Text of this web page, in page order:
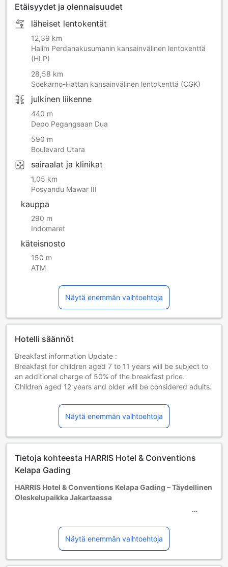
Etäisyydet ja olennaisuudet
läheiset lentokentät
12,39 km
Halim Perdanakusumanin kansainvälinen lentokenttä
(HLP)
28,58 km
Soekarno-Hattan kansainvälinen lentokenttä (CGK)
julkinen liikenne
440 m
Depo Pegangsaan Dua
590 m
Boulevard Utara
sairaalat ja klinikat
1,05 km
Posyandu Mawar III
kauppa
290 m
Indomaret
käteisnosto
150 m
ATM
Näytä enemmän vaihtoehtoja
Hotelli säännöt
Breakfast information Update :
Breakfast for children aged 7 to 11 years will be subject to
an additional charge of 50% of the breakfast price.
Children aged 12 years and older will be considered adults.
Sylilapset 0–2 vuotta [sisältyy]
Lapsi voi majoittua ilman lisämaksua, jos lisävuodetta ei
varaustilanteen salliessa, ja siitä voidaan veloittaa
lisämaksu.
Lapset 3–11 vuotta [sisältyy]
Lapsi majoittuu ilmaiseksi, jos nukkuu jo olemassa olevilla
vuoteilla. Huomaa: jos tarvitset pinnasängyn, siitä voidaan
veloittaa erikseen.
Yli 12-vuotiaat vieraat katsotaan aikuisiksi.
Lisävuoteiden saatavuus riippuu valitsemastasi huoneesta;
Kun varaat enemmän kuin 5 huonetta, eri käytännöt ja
Näytä enemmän vaihtoehtoja
Tietoja kohteesta HARRIS Hotel & Conventions
Kelapa Gading
HARRIS Hotel & Conventions Kelapa Gading – Täydellinen
Oleskelupaikka Jakartaassa
neljän tähden hotelli, joka sijaitsee vilkkaassa Jakartassa,
Indonesiassa. Rakennettu vuonna 2009, tämä moderni
hotelli tarjoaa mukautetun ja miellyttävän majoituksen, joka
on täydellinen valinta niin liikematkailijoille kuin lomailijoille.
Näytä enemmän vaihtoehtoja